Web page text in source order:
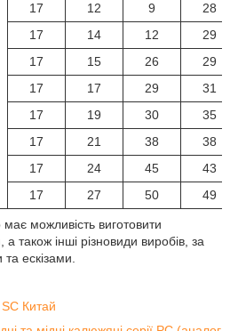
17 12 9
28
17 14 12
29
17 15 26
29
17 17 29
31
17 19 30
35
17 21 38
38
17 24 45
43
17 27 50 49
можливість виготовити
а також інші різновиди виробів, за
ескізами.
Китай